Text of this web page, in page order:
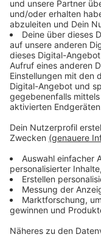
Leidenschaft fürs
begeistert. Über
hat Alle Farben
gesprochen, das
Anzeige
Interview vom
Anzeige
Eigentlich wäre
auf Radio-
Interviews zu
und fast alle